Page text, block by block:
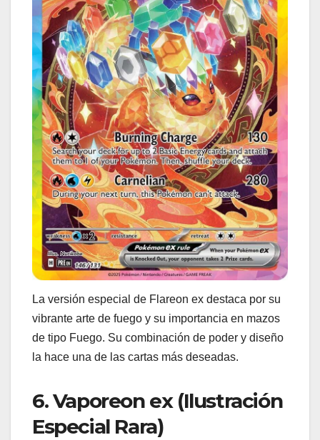
La versión especial de Flareon ex destaca por su
vibrante arte de fuego y su importancia en mazos
de tipo Fuego. Su combinación de poder y diseño
la hace una de las cartas más deseadas.
6. Vaporeon ex (Ilustración
Especial Rara)